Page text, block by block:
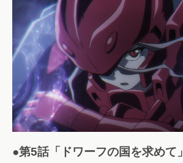
●第5話「ドワーフの国を求めて」